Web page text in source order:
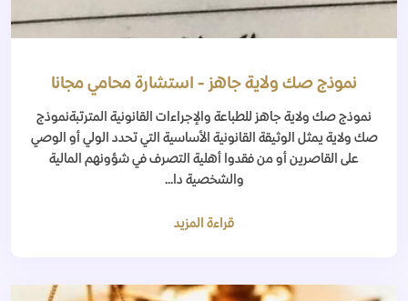
نموذج صك ولاية جاهز - استشارة محامي مجانا
نموذج صك ولاية جاهز للطباعة والإجراءات القانونية المترتبةنموذج
صك ولاية يمثل الوثيقة القانونية الأساسية التي تحدد الولي أو الوصي
على القاصرين أو من فقدوا أهلية التصرف في شؤونهم المالية
والشخصية دا...
قراءة المزيد